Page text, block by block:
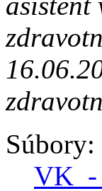
Súbory:
VK_-